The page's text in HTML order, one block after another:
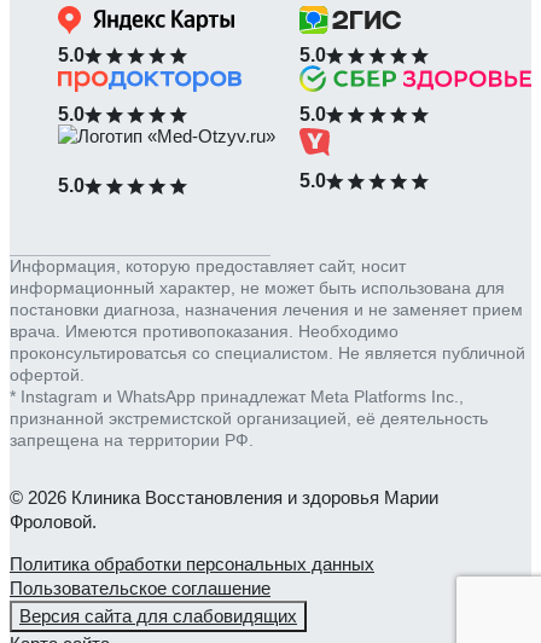
5.0 5.0
5.0 5.0
5.0 5.0
© 2026 Клиника Восстановления и здоровья Марии
Фроловой.
Политика обработки персональных данных
Пользовательское соглашение
Версия сайта для слабовидящих
Информация, которую предоставляет сайт, носит
информационный характер, не может быть использована для
постановки диагноза, назначения лечения и не заменяет прием
врача. Имеются противопоказания. Необходимо
проконсультироватсья со специалистом. Не является публичной
офертой.
* Instagram и WhatsApp принадлежат Meta Platforms Inc.,
признанной экстремистской организацией, её деятельность
запрещена на территории РФ.